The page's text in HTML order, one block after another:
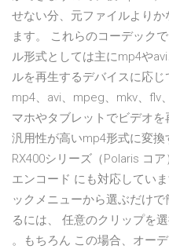
せない分、元ファイルより
ます。 これらのコーデック
ル形式としては主にmp4や
ルを再生するデバイスに応じ
mp4、avi、mpeg、mkv、flv
マホやタブレットでビデオ
汎用性が高いmp4形式に変換
RX400シリーズ（Polaris コ
エンコード にも対応してい
ックメニューから選ぶだけ
るには、 任意のクリップを
。もちろん この場合、オー